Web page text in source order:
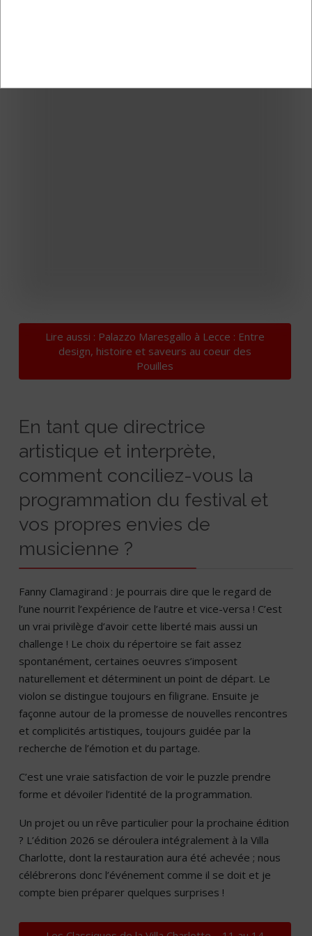
Lire aussi : Palazzo Maresgallo à Lecce : Entre
design, histoire et saveurs au coeur des
Pouilles
En tant que directrice
artistique et interprète,
comment conciliez-vous la
programmation du festival et
vos propres envies de
musicienne ?
Fanny Clamagirand : Je pourrais dire que le regard de
l’une nourrit l’expérience de l’autre et vice-versa ! C’est
un vrai privilège d’avoir cette liberté mais aussi un
challenge ! Le choix du répertoire se fait assez
spontanément, certaines oeuvres s’imposent
naturellement et déterminent un point de départ. Le
violon se distingue toujours en filigrane. Ensuite je
façonne autour de la promesse de nouvelles rencontres
et complicités artistiques, toujours guidée par la
recherche de l’émotion et du partage.
C’est une vraie satisfaction de voir le puzzle prendre
forme et dévoiler l’identité de la programmation.
Un projet ou un rêve particulier pour la prochaine édition
? L’édition 2026 se déroulera intégralement à la Villa
Charlotte, dont la restauration aura été achevée ; nous
célébrerons donc l’événement comme il se doit et je
compte bien préparer quelques surprises !